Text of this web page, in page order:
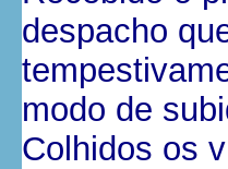
despacho
modo de
Colhidos os